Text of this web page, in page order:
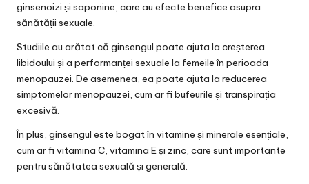
ginsenoizi și saponine, care au efecte benefice asupra
sănătății sexuale.
Studiile au arătat că ginsengul poate ajuta la creșterea
libidoului și a performanței sexuale la femeile în perioada
menopauzei. De asemenea, ea poate ajuta la reducerea
simptomelor menopauzei, cum ar fi bufeurile și transpirația
excesivă.
În plus, ginsengul este bogat în vitamine și minerale esențiale,
cum ar fi vitamina C, vitamina E și zinc, care sunt importante
pentru sănătatea sexuală și generală.